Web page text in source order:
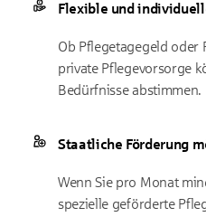
Flexible und
Ob Pflegetagegeld oder
private Pflegevorsorge
Bedürfnisse abstimmen.
Staatliche Förderung
Wenn Sie pro Monat
spezielle geförderte